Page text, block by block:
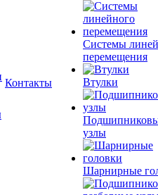
Контакты
Системы
перемещения
Втулки
узлы
Шарнирные